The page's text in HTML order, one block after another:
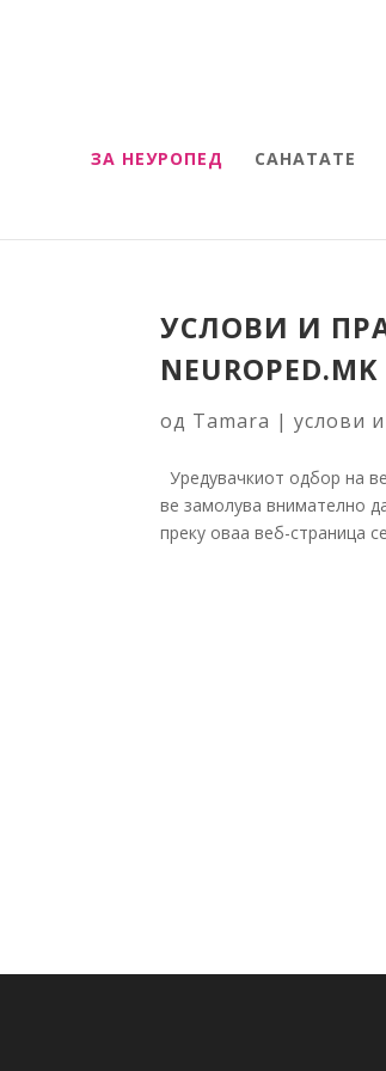
ЗА НЕУРОПЕД САНАТАТЕ
УСЛОВИ И
NEUROPED.MK
од Tamara |услови
Уредувачкиот одбор на
ве замолува внимателно
преку оваа веб-страница